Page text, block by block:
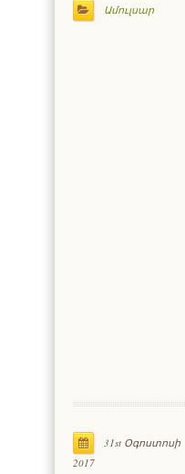
Ամուլսար
31st Օգոստոսի
2017